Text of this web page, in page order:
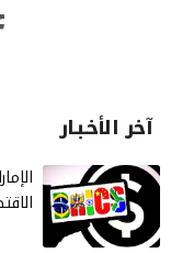
آخر الأخـبـار